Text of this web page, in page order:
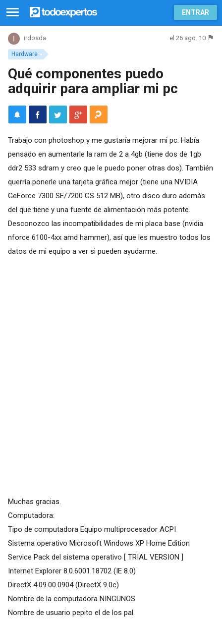
ENTRAR
Hardware
irdosda el 26 ago. 10
Qué componentes puedo
adquirir para ampliar mi pc
Trabajo con photoshop y me gustaría mejorar mi pc. Había
pensado en aumentarle la ram de 2 a 4gb (tiene dos de 1gb
ddr2 533 sdram y creo que le puedo poner otras dos). También
querría ponerle una tarjeta gráfica mejor (tiene una NVIDIA
GeForce 7300 SE/7200 GS 512 MB), otro disco duro además
del que tiene y una fuente de alimentación más potente.
Desconozco las incompatibilidades de mi placa base (nvidia
nforce 6100-4xx amd hammer), así que les muestro todos los
datos de mi equipo a ver si pueden ayudarme.
Muchas gracias.
Computadora:
Tipo de computadora Equipo multiprocesador ACPI
Sistema operativo Microsoft Windows XP Home Edition
Service Pack del sistema operativo [ TRIAL VERSION ]
Internet Explorer 8.0.6001.18702 (IE 8.0)
DirectX 4.09.00.0904 (DirectX 9.0c)
Nombre de la computadora NINGUNOS
Nombre de usuario pepito el de los pal